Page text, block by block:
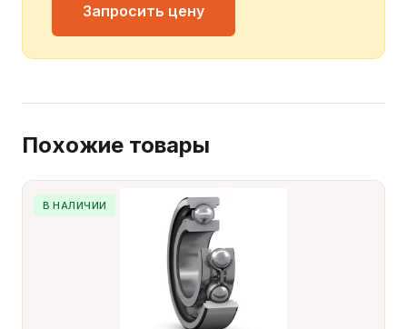
Запросить цену
Похожие товары
В НАЛИЧИИ